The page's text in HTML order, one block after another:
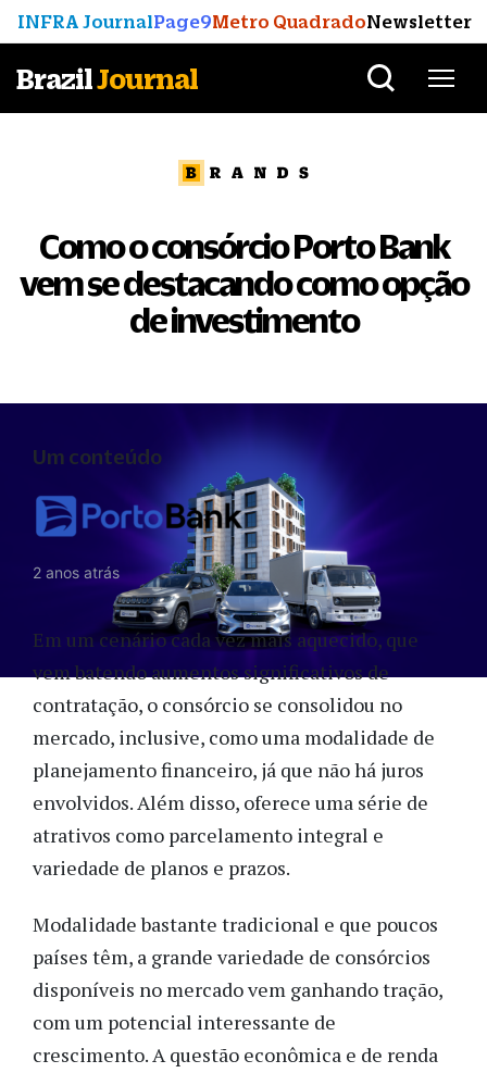
INFRA JournalPage9Metro QuadradoNewsletter
BrazilJournal
Como o consórcio Porto Bank
vem se destacando como opção
de investimento
Um conteúdo
2 anos atrás
Em um cenário cada vez mais aquecido, que
vem batendo aumentos significativos de
contratação, o consórcio se consolidou no
mercado, inclusive, como uma modalidade de
planejamento financeiro, já que não há juros
envolvidos. Além disso, oferece uma série de
atrativos como parcelamento integral e
variedade de planos e prazos.
Modalidade bastante tradicional e que poucos
países têm, a grande variedade de consórcios
disponíveis no mercado vem ganhando tração,
com um potencial interessante de
crescimento. A questão econômica e de renda